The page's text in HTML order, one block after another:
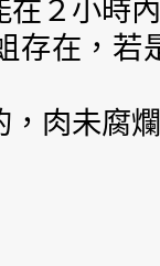
２小時
存在，若
肉未腐